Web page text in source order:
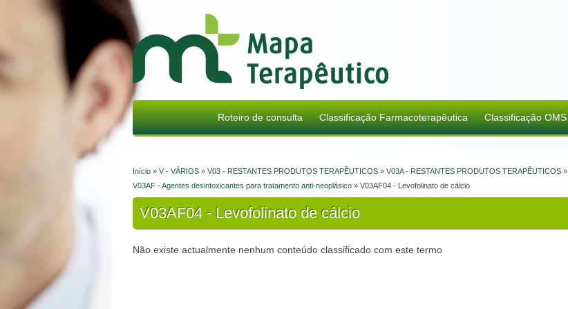
Mapa Terapêutico
Roteiro de consulta Classificação Farmacoterapêutica Classificação OMS
Está aqui
Início » V - VÁRIOS » V03 - RESTANTES PRODUTOS TERAPÊUTICOS » V03A - RESTANTES PRODUTOS TERAPÊUTICOS »
V03AF - Agentes desintoxicantes para tratamento anti-neoplásico » V03AF04 - Levofolinato de cálcio
V03AF04 - Levofolinato de cálcio
Não existe actualmente nenhum conteúdo classificado com este termo